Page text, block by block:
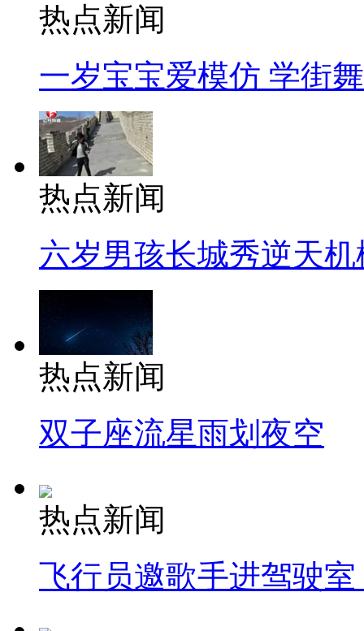
热点新闻
一岁宝宝爱模仿 学街
热点新闻
六岁男孩长城秀逆天机
热点新闻
双子座流星雨划夜空
热点新闻
飞行员邀歌手进驾驶